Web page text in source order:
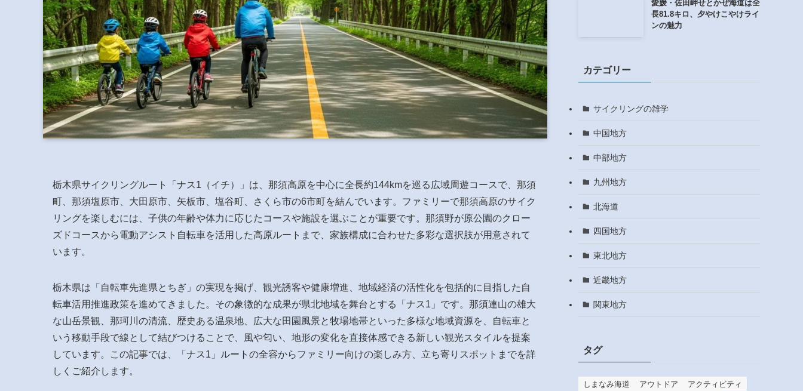
栃木県サイクリングルート「ナス1（イチ）」は、那須高原を中心に全長約144kmを巡る広域周遊コースで、那須
町、那須塩原市、大田原市、矢板市、塩谷町、さくら市の6市町を結んでいます。ファミリーで那須高原のサイク
リングを楽しむには、子供の年齢や体力に応じたコースや施設を選ぶことが重要です。那須野が原公園のクロー
ズドコースから電動アシスト自転車を活用した高原ルートまで、家族構成に合わせた多彩な選択肢が用意されて
います。
栃木県は「自転車先進県とちぎ」の実現を掲げ、観光誘客や健康増進、地域経済の活性化を包括的に目指した自
転車活用推進政策を進めてきました。その象徴的な成果が県北地域を舞台とする「ナス1」です。那須連山の雄大
な山岳景観、那珂川の清流、歴史ある温泉地、広大な田園風景と牧場地帯といった多様な地域資源を、自転車と
いう移動手段で線として結びつけることで、風や匂い、地形の変化を直接体感できる新しい観光スタイルを提案
しています。この記事では、「ナス1」ルートの全容からファミリー向けの楽しみ方、立ち寄りスポットまでを詳
しくご紹介します。
愛媛・佐田岬せとかぜ海道は全
長81.8キロ、夕やけこやけライ
ンの魅力
カテゴリー
サイクリングの雑学
中国地方
中部地方
九州地方
北海道
四国地方
東北地方
近畿地方
関東地方
タグ
しまなみ海道 アウトドア
アクティビティ